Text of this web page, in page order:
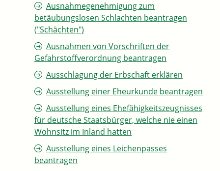
Ausnahmegenehmigung zum
betäubungslosen Schlachten beantragen
("Schächten")
Ausnahmen von Vorschriften der
Gefahrstoffverordnung beantragen
Ausschlagung der Erbschaft erklären
Ausstellung einer Eheurkunde beantragen
Ausstellung eines Ehefähigkeitszeugnisses
für deutsche Staatsbürger, welche nie einen
Wohnsitz im Inland hatten
Ausstellung eines Leichenpasses
beantragen